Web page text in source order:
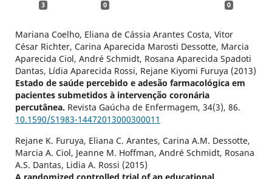
3 0 0
Mariana Coelho, Eliana de Cássia Arantes Costa, Vitor
César Richter, Carina Aparecida Marosti Dessotte, Marcia
Aparecida Ciol, André Schmidt, Rosana Aparecida Spadoti
Dantas, Lídia Aparecida Rossi, Rejane Kiyomi Furuya (2013)
Estado de saúde percebido e adesão farmacológica em
pacientes submetidos à intervenção coronária
percutânea. Revista Gaúcha de Enfermagem, 34(3), 86.
10.1590/S1983-14472013000300011
Rejane K. Furuya, Eliana C. Arantes, Carina A.M. Dessotte,
Marcia A. Ciol, Jeanne M. Hoffman, André Schmidt, Rosana
A.S. Dantas, Lidia A. Rossi (2015)